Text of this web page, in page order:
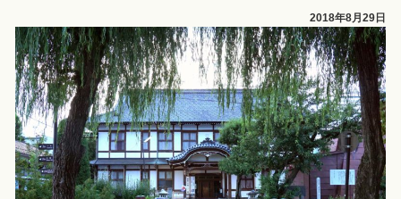
2018年8月29日